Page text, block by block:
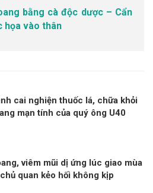
bằng cà độc dược – Cẩn
họa vào thân
cai nghiện thuốc lá, chữa khỏi
mạn tính của quý ông U40
viêm mũi dị ứng lúc giao mùa
quan kẻo hối không kịp